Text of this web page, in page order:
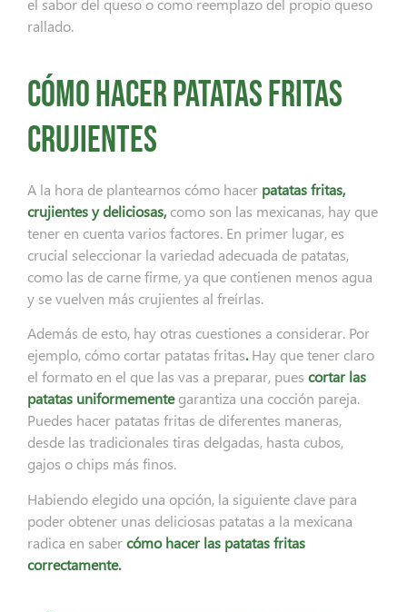
el sabor del queso o como reemplazo del propio queso
rallado.
Cómo hacer patatas fritas
crujientes
A la hora de plantearnos cómo hacer patatas fritas,
crujientes y deliciosas, como son las mexicanas, hay que
tener en cuenta varios factores. En primer lugar, es
crucial seleccionar la variedad adecuada de patatas,
como las de carne firme, ya que contienen menos agua
y se vuelven más crujientes al freírlas.
Además de esto, hay otras cuestiones a considerar. Por
ejemplo, cómo cortar patatas fritas.Hay que tener claro
el formato en el que las vas a preparar, pues cortar las
patatas uniformementegarantiza una cocción pareja.
Puedes hacer patatas fritas de diferentes maneras,
desde las tradicionales tiras delgadas, hasta cubos,
gajos o chips más finos.
Habiendo elegido una opción, la siguiente clave para
poder obtener unas deliciosas patatas a la mexicana
radica en sabercómo hacer las patatas fritas
correctamente.